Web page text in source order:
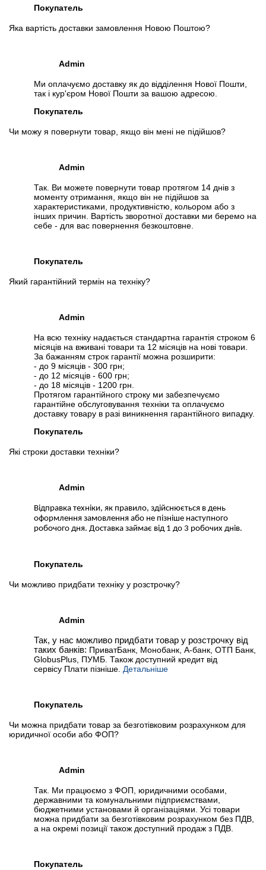
Покупатель
Яка вартість доставки замовлення Новою Поштою?
Admin
Ми оплачуємо доставку як до відділення Нової Пошти,
так і кур'єром Нової Пошти за вашою адресою.
Покупатель
Чи можу я повернути товар, якщо він мені не підійшов?
Admin
Так. Ви можете повернути товар протягом 14 днів з
моменту отримання, якщо він не підійшов за
характеристиками, продуктивністю, кольором або з
інших причин. Вартість зворотної доставки ми беремо на
себе - для вас повернення безкоштовне.
Покупатель
Який гарантійний термін на техніку?
Admin
На всю техніку надається стандартна гарантія строком 6
місяців на вживані товари та 12 місяців на нові товари.
За бажанням строк гарантії можна розширити:
- до 9 місяців - 300 грн;
- до 12 місяців - 600 грн;
- до 18 місяців - 1200 грн.
Протягом гарантійного строку ми забезпечуємо
гарантійне обслуговування техніки та оплачуємо
доставку товару в разі виникнення гарантійного випадку.
Покупатель
Які строки доставки техніки?
Admin
Відправка техніки, як правило, здійснюється в день
оформлення замовлення або не пізніше наступного
робочого дня. Доставка займає від 1 до 3 робочих днів.
Покупатель
Чи можливо придбати техніку у розстрочку?
Admin
Так, у нас можливо придбати товар у розстрочку від
таких банків: ПриватБанк, Монобанк, А-банк, ОТП Банк,
GlobusPlus, ПУМБ. Також доступний кредит від
сервісу Плати пізніше. Детальніше
Покупатель
Чи можна придбати товар за безготівковим розрахунком для
юридичної особи або ФОП?
Admin
Так. Ми працюємо з ФОП, юридичними особами,
державними та комунальними підприємствами,
бюджетними установами й організаціями. Усі товари
можна придбати за безготівковим розрахунком без ПДВ,
а на окремі позиції також доступний продаж з ПДВ.
Покупатель